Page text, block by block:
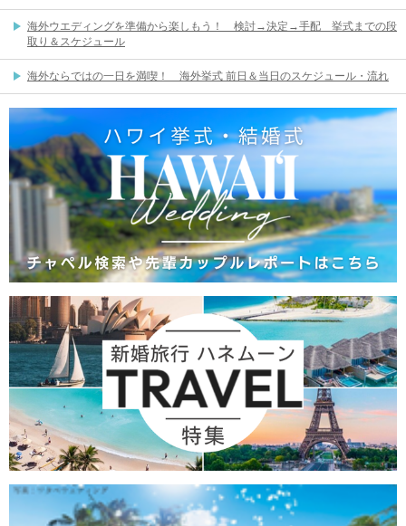
海外ウエディングを準備から楽しもう！ 検討→決定→手配 挙式までの段
取り＆スケジュール
海外ならではの一日を満喫！ 海外挙式 前日＆当日のスケジュール・流れ